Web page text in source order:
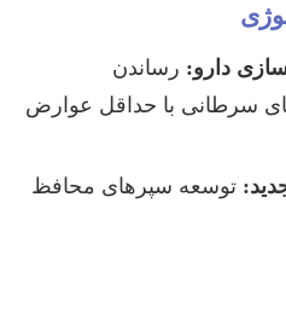
دارو: رساندن
سرطانی با حداقل عوارض
توسعه سپرهای محافظ